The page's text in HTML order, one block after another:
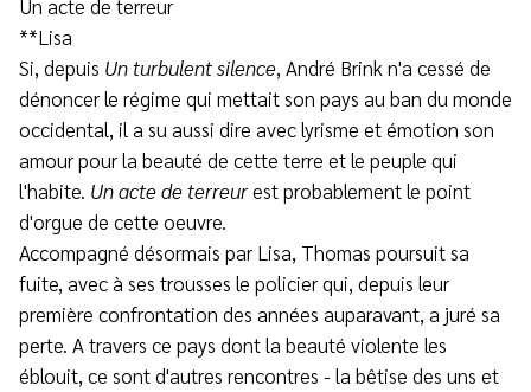
Un acte de terreur
**Lisa
Si, depuis Un turbulent silence, André Brink n'a cessé de
dénoncer le régime qui mettait son pays au ban du monde
occidental, il a su aussi dire avec lyrisme et émotion son
amour pour la beauté de cette terre et le peuple qui
l'habite. Un acte de terreurest probablement le point
d'orgue de cette oeuvre.
Accompagné désormais par Lisa, Thomas poursuit sa
fuite, avec à ses trousses le policier qui, depuis leur
première confrontation des années auparavant, a juré sa
perte. A travers ce pays dont la beauté violente les
éblouit, ce sont d'autres rencontres - la bêtise des uns et